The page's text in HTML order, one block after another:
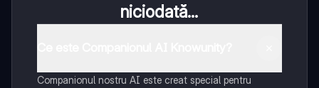
niciodată...
Companionul nostru AI este creat special pentru